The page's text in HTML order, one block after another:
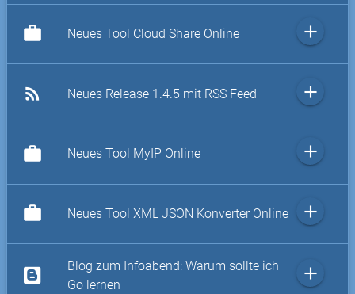
work Neues Tool Cloud Share Online add
rss_feed Neues Release 1.4.5 mit RSS Feed add
work Neues Tool MyIP Online add
work Neues Tool XML JSON Konverter Online add
Blog zum Infoabend: Warum sollte ich
Go lernen
add